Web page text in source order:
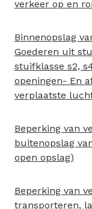
verkeer op en
Binnenopslag
Goederen uit
stuifklasse s2,
openingen- En
verplaatste
Beperking van
buitenopslag
open opslag)
Beperking van
transporteren,